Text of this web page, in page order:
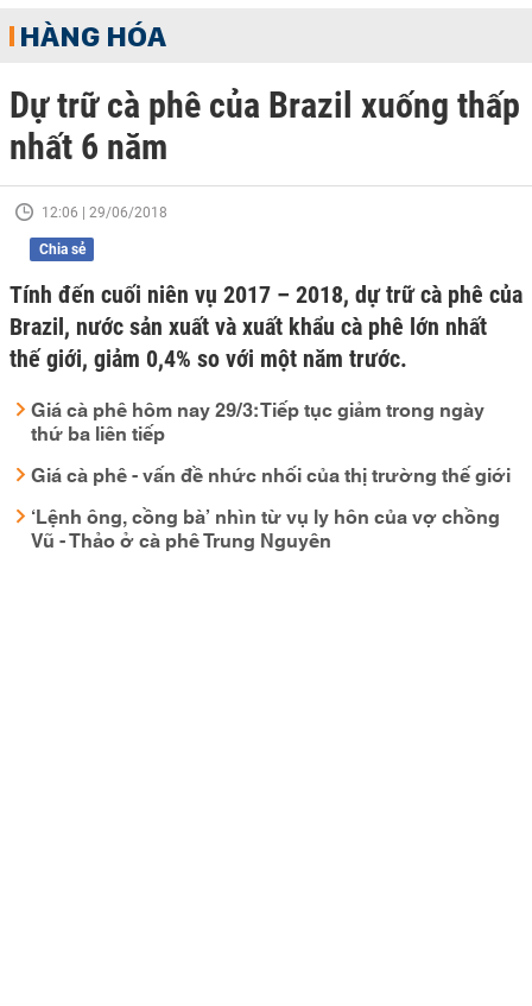
HÀNG HÓA
Dự trữ cà phê của Brazil xuống thấp
nhất 6 năm
12:06 | 29/06/2018
Chia sẻ
Tính đến cuối niên vụ 2017 – 2018, dự trữ cà phê của
Brazil, nước sản xuất và xuất khẩu cà phê lớn nhất
thế giới, giảm 0,4% so với một năm trước.
Giá cà phê hôm nay 29/3: Tiếp tục giảm trong ngày
thứ ba liên tiếp
Giá cà phê - vấn đề nhức nhối của thị trường thế giới
‘Lệnh ông, cồng bà’ nhìn từ vụ ly hôn của vợ chồng
Vũ - Thảo ở cà phê Trung Nguyên